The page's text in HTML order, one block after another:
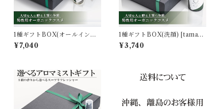
1種ギフトBOX(オールインワ
ン美容液) [tamamono organ
ic MEN]
¥7,040
1種ギフトBOX(洗顔) [tamam
ono organic MEN]
¥3,740